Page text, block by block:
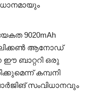
9020mAh
ആനോഡ്
ഈ ബാറ്ററി ഒരു
കമ്പനി
സംവിധാനവും